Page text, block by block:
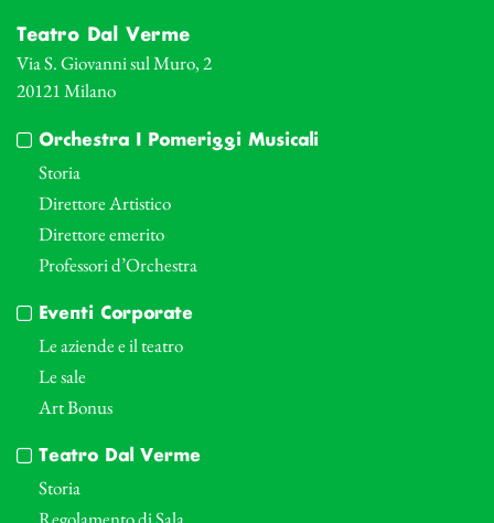
Teatro Dal Verme
Via S. Giovanni sul Muro, 2
20121 Milano
Orchestra I Pomeriggi Musicali
Storia
Direttore Artistico
Direttore emerito
Professori d’Orchestra
Eventi Corporate
Le aziende e il teatro
Le sale
Art Bonus
Teatro Dal Verme
Storia